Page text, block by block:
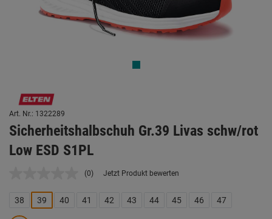
Art. Nr.: 1322289
Sicherheitshalbschuh Gr.39 Livas schw/rot
Low ESD S1PL
Kein
Link
auf
(0) Jetzt Produkt bewerten
38 39 40 41 42 43 44 45 46 47